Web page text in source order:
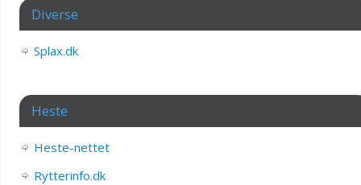
Diverse
Splax.dk
Heste
Heste-nettet
Rytterinfo.dk